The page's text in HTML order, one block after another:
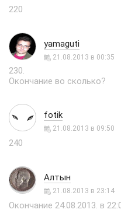
220
yamaguti
21.08.2013 в 00:35
230.
Окончание во сколько?
fotik
21.08.2013 в 09:50
240
Алтын
21.08.2013 в 23:14
Окончание 24.08.2013. в